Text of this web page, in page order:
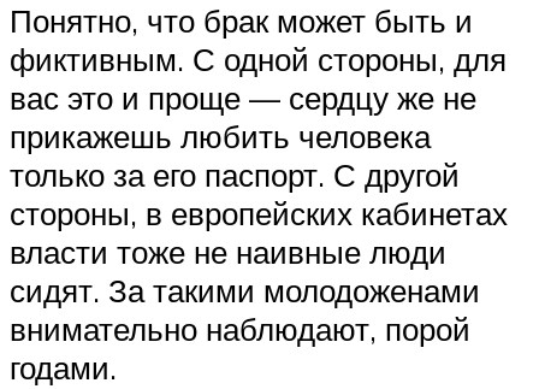
Понятно, что брак может быть и
фиктивным. С одной стороны, для
вас это и проще — сердцу же не
прикажешь любить человека
только за его паспорт. С другой
стороны, в европейских кабинетах
власти тоже не наивные люди
сидят. За такими молодоженами
внимательно наблюдают, порой
годами.